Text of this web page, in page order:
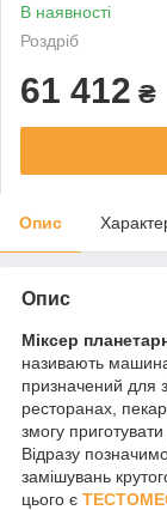
В наявності
Роздріб
61 412 ₴
Опис
Опис
Міксер
називають
призначений для
ресторанах,
змогу
Відразу
замішувань
цього є